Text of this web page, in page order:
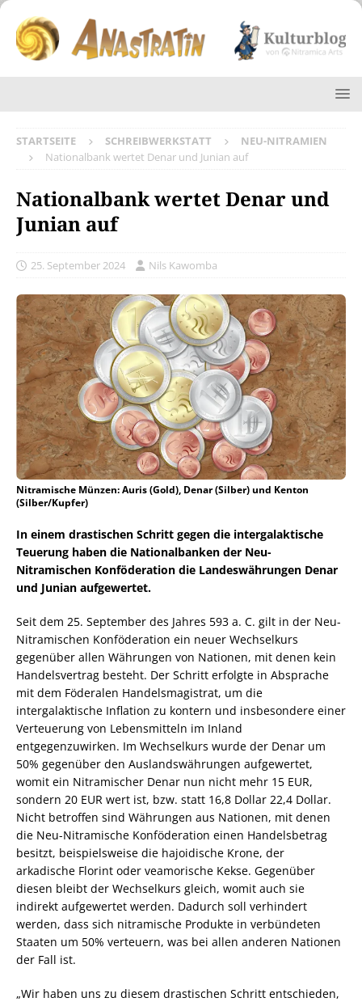
STARTSEITE SCHREIBWERKSTATT
NEU-NITRAMIEN
Nationalbank wertet Denar und Junian auf
Nationalbank wertet Denar und
Junian auf
25. September 2024 Nils Kawomba
Nitramische Münzen: Auris (Gold), Denar (Silber) und Kenton
(Silber/Kupfer)
In einem drastischen Schritt gegen die intergalaktische
Teuerung haben die Nationalbanken der Neu-
Nitramischen Konföderation die Landeswährungen Denar
und Junian aufgewertet.
Seit dem 25. September des Jahres 593 a. C. gilt in der Neu-
Nitramischen Konföderation ein neuer Wechselkurs
gegenüber allen Währungen von Nationen, mit denen kein
Handelsvertrag besteht. Der Schritt erfolgte in Absprache
mit dem Föderalen Handelsmagistrat, um die
intergalaktische Inflation zu kontern und insbesondere einer
Verteuerung von Lebensmitteln im Inland
entgegenzuwirken. Im Wechselkurs wurde der Denar um
50% gegenüber den Auslandswährungen aufgewertet,
womit ein Nitramischer Denar nun nicht mehr 15 EUR,
sondern 20 EUR wert ist, bzw. statt 16,8 Dollar 22,4 Dollar.
Nicht betroffen sind Währungen aus Nationen, mit denen
die Neu-Nitramische Konföderation einen Handelsbetrag
besitzt, beispielsweise die hajoidische Krone, der
arkadische Florint oder veamorische Kekse. Gegenüber
diesen bleibt der Wechselkurs gleich, womit auch sie
indirekt aufgewertet werden. Dadurch soll verhindert
werden, dass sich nitramische Produkte in verbündeten
Staaten um 50% verteuern, was bei allen anderen Nationen
der Fall ist.
„Wir haben uns zu diesem drastischen Schritt entschieden,